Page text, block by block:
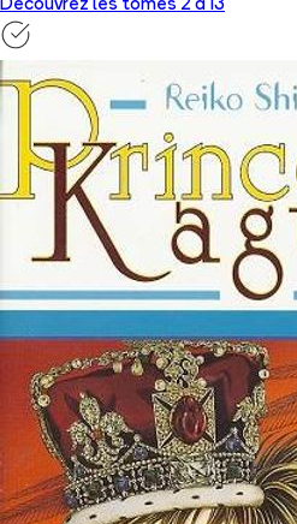
Découvrez les tomes 2 à 13